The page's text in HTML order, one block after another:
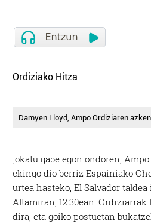
Ordiziako Hitza
Damyen Lloyd, Ampo Ordiziaren
jokatu gabe egon ondoren,
ekingo dio berriz Espainiako
urtea hasteko, El Salvador
Altamiran, 12:30ean.
dira, eta goiko postuetan